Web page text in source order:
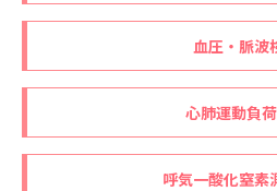
血圧・脈波
心肺運動負
呼気一酸化窒素